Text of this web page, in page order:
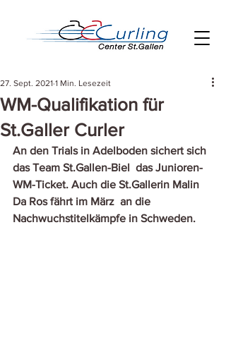
WM-Qualifikation für
St.Galler Curler
27. Sept. 2021 1 Min. Lesezeit
An den Trials in Adelboden sichert sich
das Team St.Gallen-Biel  das Junioren-
WM-Ticket. Auch die St.Gallerin Malin
Da Ros fährt im März  an die
Nachwuchstitelkämpfe in Schweden.